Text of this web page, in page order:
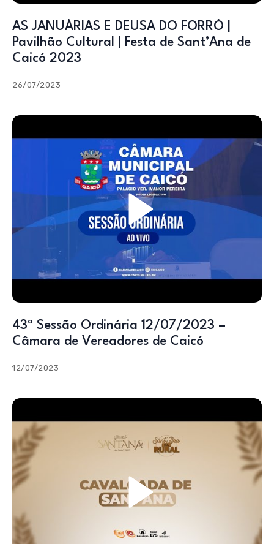
AS JANUÁRIAS E DEUSA DO FORRÓ |
Pavilhão Cultural | Festa de Sant’Ana de
Caicó 2023
26/07/2023
43ª Sessão Ordinária 12/07/2023 –
Câmara de Vereadores de Caicó
12/07/2023